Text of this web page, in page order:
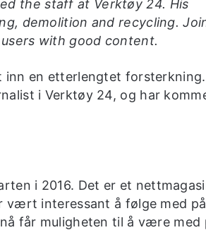
the staff at Verktøy 24. His
demolition and recycling.
with good content.
en etterlengtet
i Verktøy 24, og har
i 2016. Det er et
vært interessant å følge med på
får muligheten til å være med